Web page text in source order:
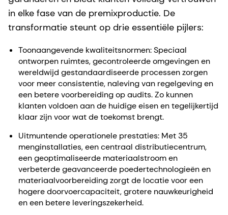
in elke fase van de premixproductie. De
transformatie steunt op drie essentiële pijlers:
Toonaangevende kwaliteitsnormen: Speciaal
ontworpen ruimtes, gecontroleerde omgevingen en
wereldwijd gestandaardiseerde processen zorgen
voor meer consistentie, naleving van regelgeving en
een betere voorbereiding op audits. Zo kunnen
klanten voldoen aan de huidige eisen en tegelijkertijd
klaar zijn voor wat de toekomst brengt.
Uitmuntende operationele prestaties: Met 35
menginstallaties, een centraal distributiecentrum,
een geoptimaliseerde materiaalstroom en
verbeterde geavanceerde poedertechnologieën en
materiaalvoorbereiding zorgt de locatie voor een
hogere doorvoercapaciteit, grotere nauwkeurigheid
en een betere leveringszekerheid.